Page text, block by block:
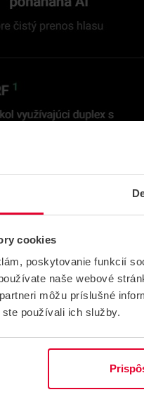
cookies
poskytovanie funkcií
naše webové
môžu príslušné
používali ich služby.